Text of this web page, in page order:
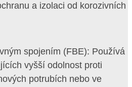
a izolaci od korozivních
spojením (FBE): Používá
vyšší odolnost proti
potrubích nebo ve